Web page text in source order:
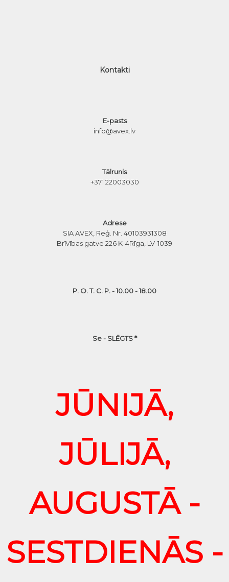
Kontakti
E-pasts
info@avex.lv
Tālrunis
+371 22003030
Adrese
SIA AVEX, Reģ. Nr. 40103931308
Brīvības gatve 226 K-4Rīga, LV-1039
P. O. T. C. P. - 10.00 - 18.00
Se - SLĒGTS *
JŪNIJĀ,
JŪLIJĀ,
AUGUSTĀ -
SESTDIENĀS -